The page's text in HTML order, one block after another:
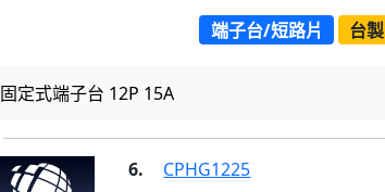
端子台/短路片 台製
固定式端子台 12P 15A
6. CPHG1225